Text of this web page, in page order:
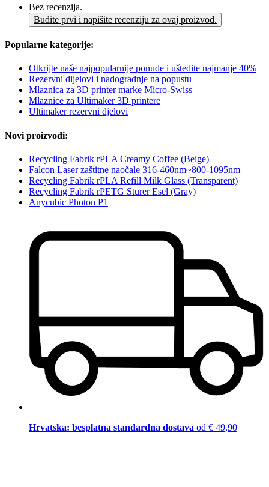
Bez recenzija.
Budite prvi i napišite recenziju za ovaj proizvod.
Popularne kategorije:
Otkrijte naše najpopularnije ponude i uštedite najmanje 40%
Rezervni dijelovi i nadogradnje na popustu
Mlaznica za 3D printer marke Micro-Swiss
Mlaznice za Ultimaker 3D printere
Ultimaker rezervni djelovi
Novi proizvodi:
Recycling Fabrik rPLA Creamy Coffee (Beige)
Falcon Laser zaštitne naočale 316-460nm~800-1095nm
Recycling Fabrik rPLA Refill Milk Glass (Transparent)
Recycling Fabrik rPETG Sturer Esel (Gray)
Anycubic Photon P1
Hrvatska: besplatna standardna dostava od € 49,90